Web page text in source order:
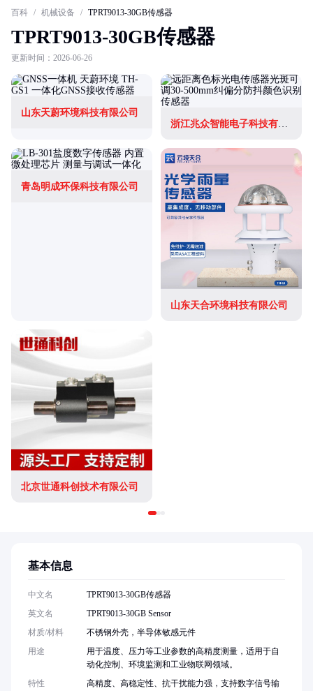
百科 / 机械设备 / TPRT9013-30GB传感器
TPRT9013-30GB传感器
更新时间：2026-06-26
山东天蔚环境科技有限公司
浙江兆众智能电子科技有限公司
青岛明成环保科技有限公司
山东天合环境科技有限公司
北京世通科创技术有限公司
基本信息
中文名
TPRT9013-30GB传感器
英文名
TPRT9013-30GB Sensor
材质/材料
不锈钢外壳，半导体敏感元件
用途
用于温度、压力等工业参数的高精度测量，适用于自
动化控制、环境监测和工业物联网领域。
特性
高精度、高稳定性、抗干扰能力强，支持数字信号输